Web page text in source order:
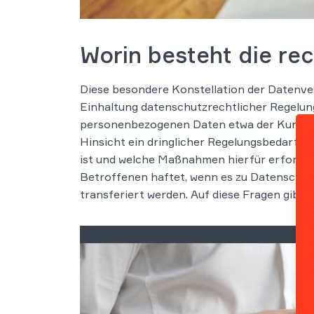
Worin besteht die
Diese besondere Konstellation der
Einhaltung datenschutzrechtlicher
personenbezogenen Daten etwa der
Hinsicht ein dringlicher Regelungsbedarf
ist und welche Maßnahmen hierfür
Betroffenen haftet, wenn es zu
transferiert werden. Auf diese Fragen gibt